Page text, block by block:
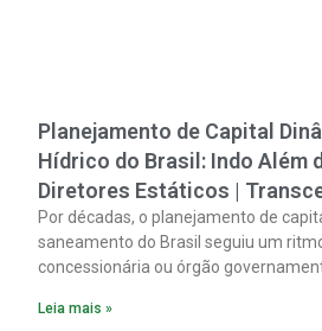
Planejamento de Capital
Hídrico do Brasil: Indo Além
Diretores Estáticos |
Por décadas, o planejamento de
saneamento do Brasil seguiu um
concessionária ou órgão
Leia mais »